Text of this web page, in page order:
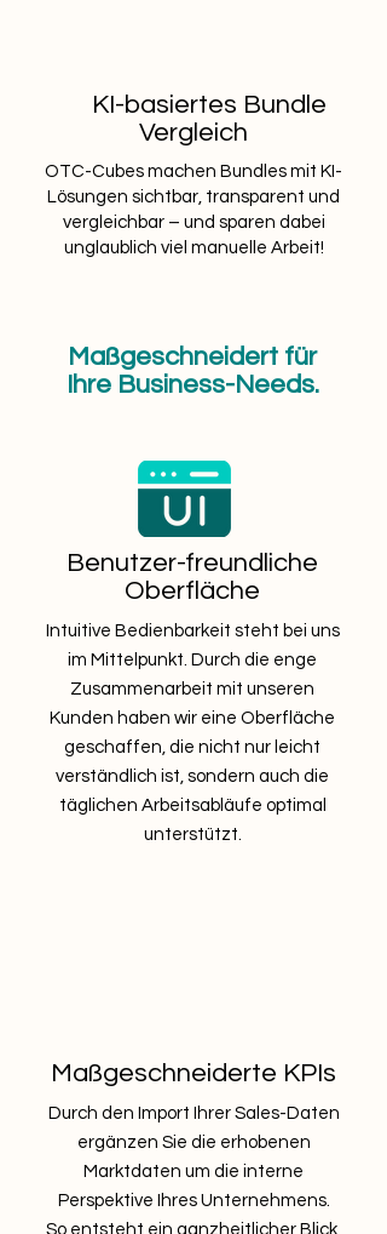
KI-basiertes Bundle
Vergleich
OTC-Cubes machen Bundles mit KI-
Lösungen sichtbar, transparent und
vergleichbar – und sparen dabei
unglaublich viel manuelle Arbeit!
Maßgeschneidert für
Ihre Business-Needs.
Benutzer-freundliche
Oberfläche
Intuitive Bedienbarkeit steht bei uns
im Mittelpunkt. Durch die enge
Zusammenarbeit mit unseren
Kunden haben wir eine Oberfläche
geschaffen, die nicht nur leicht
verständlich ist, sondern auch die
täglichen Arbeitsabläufe optimal
unterstützt.
Maßgeschneiderte KPIs
Durch den Import Ihrer Sales-Daten
ergänzen Sie die erhobenen
Marktdaten um die interne
Perspektive Ihres Unternehmens.
So entsteht ein ganzheitlicher Blick,